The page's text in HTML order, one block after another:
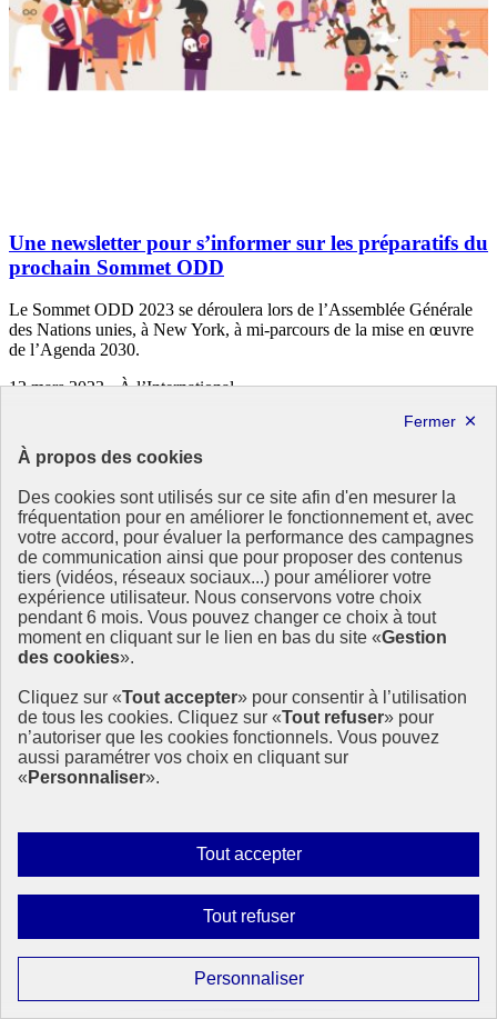
À propos des cookies
Des cookies sont utilisés sur ce site afin d'en mesurer la
fréquentation pour en améliorer le fonctionnement et, avec
votre accord, pour évaluer la performance des campagnes
de communication ainsi que pour proposer des contenus
tiers (vidéos, réseaux sociaux...) pour améliorer votre
expérience utilisateur. Nous conservons votre choix
pendant 6 mois. Vous pouvez changer ce choix à tout
moment en cliquant sur le lien en bas du site «Gestion
des cookies».
Cliquez sur «Tout accepter» pour consentir à l’utilisation
de tous les cookies. Cliquez sur «Tout refuser» pour
n’autoriser que les cookies fonctionnels. Vous pouvez
aussi paramétrer vos choix en cliquant sur
« Personnaliser».
Tout accepterAutoriser
tous
Tout refuserInterdire
tous
PersonnaliserParamétrer
les
Une newsletter pour s’informer sur les préparatifs du
prochain Sommet ODD
Le Sommet ODD 2023 se déroulera lors de l’Assemblée Générale
des Nations unies, à New York, à mi-parcours de la mise en œuvre
de l’Agenda 2030.
12 mars 2023 - À l’International